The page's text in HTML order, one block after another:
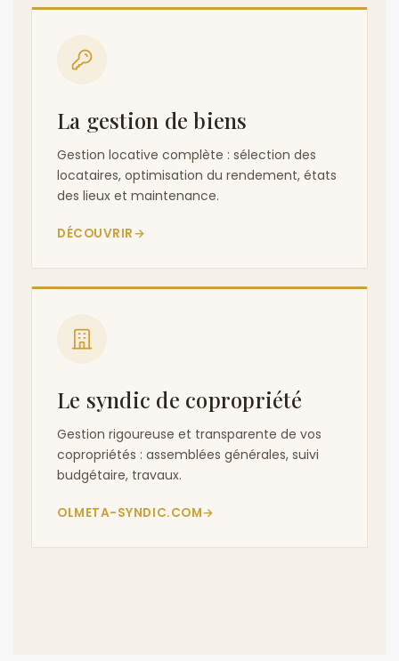
La gestion de biens
Gestion locative complète : sélection des
locataires, optimisation du rendement, états
des lieux et maintenance.
DÉCOUVRIR→
Le syndic de copropriété
Gestion rigoureuse et transparente de vos
copropriétés : assemblées générales, suivi
budgétaire, travaux.
OLMETA-SYNDIC.COM→